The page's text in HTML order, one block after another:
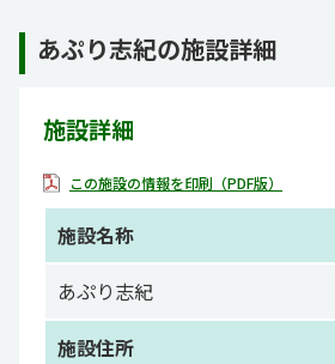
あぷり志紀の施設詳細
施設詳細
この施設の情報を印刷（PDF版）
施設名称
あぷり志紀
施設住所